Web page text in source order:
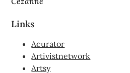
Links
Acurator
Artivistnetwork
Artsy